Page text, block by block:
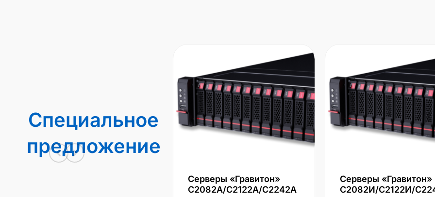
Специальное
предложение
Серверы «Гравитон»
С2082А/С2122А/С2242А
Серверы «Гравитон»
С2082И/С2122И/